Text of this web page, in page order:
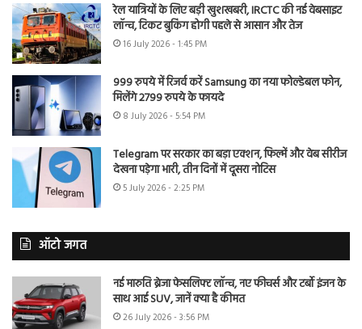
रेल यात्रियों के लिए बड़ी खुशखबरी, IRCTC की नई वेबसाइट
लॉन्च, टिकट बुकिंग होगी पहले से आसान और तेज
16 July 2026 - 1:45 PM
999 रुपये में रिजर्व करें Samsung का नया फोल्डेबल फोन,
मिलेंगे 2799 रुपये के फायदे
8 July 2026 - 5:54 PM
Telegram पर सरकार का बड़ा एक्शन, फिल्में और वेब सीरीज
देखना पड़ेगा भारी, तीन दिनों में दूसरा नोटिस
5 July 2026 - 2:25 PM
ऑटो जगत
नई मारुति ब्रेजा फेसलिफ्ट लॉन्च, नए फीचर्स और टर्बो इंजन के
साथ आई SUV, जानें क्या है कीमत
26 July 2026 - 3:56 PM